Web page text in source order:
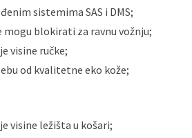
sistemima SAS i DMS;
mogu blokirati za ravnu vožnju;
visine ručke;
od kvalitetne eko kože;
visine ležišta u košari;